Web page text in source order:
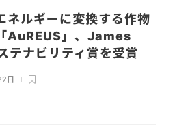
ネルギーに変換する作物
AuREUS」、James
ナビリティ賞を受賞
日